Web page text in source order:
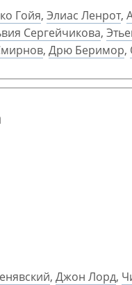
Гойя, Элиас Ленрот,
Сергейчикова,
, Дрю Беримор,
, Джон Лорд,